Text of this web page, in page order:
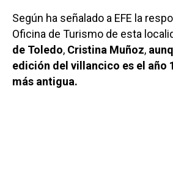
Según ha señalado a EFE la
Oficina de Turismo de esta
de Toledo, Cristina Muñoz,
edición del villancico es el año
más antigua.